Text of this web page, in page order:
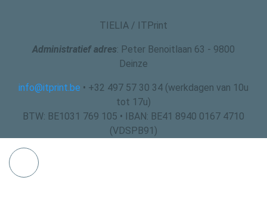
TIELIA / ITPrint
Administratief adres: Peter Benoitlaan 63 - 9800
Deinze
info@itprint.be • +32 497 57 30 34 (werkdagen van 10u
tot 17u)
BTW: BE1031 769 105 • IBAN: BE41 8940 0167 4710
(VDSPB91)